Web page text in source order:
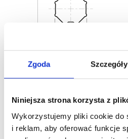
Zgoda Szczegóły
Niniejsza strona korzysta z
Wykorzystujemy pliki cookie do
i reklam, aby oferować funkcje
PRO.020